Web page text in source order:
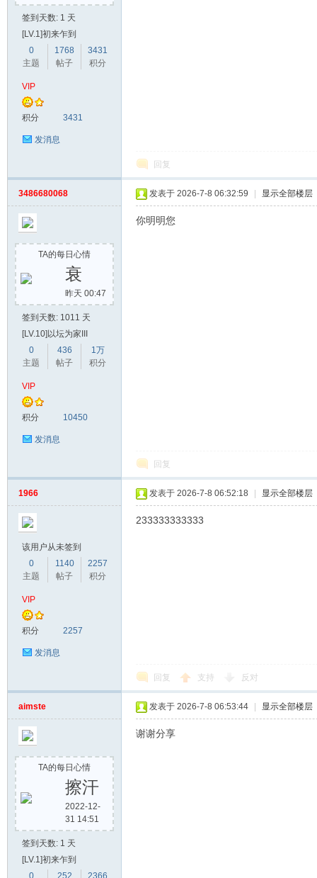
签到天数: 1 天
[LV.1]初来乍到
0
主题
1768
帖子
3431
积分
VIP
积分 3431
发消息
回复
3486680068
TA的每日心情
衰
昨天 00:47
签到天数: 1011 天
[LV.10]以坛为家III
0
主题
436
帖子
1万
积分
VIP
积分 10450
发消息
发表于 2026-7-8 06:32:59 显示全部楼层
你明明您
回复
1966
该用户从未签到
0
主题
1140
帖子
2257
积分
VIP
积分 2257
发消息
发表于 2026-7-8 06:52:18 显示全部楼层
233333333333
回复 支持 反对
aimste
TA的每日心情
擦汗
2022-12-
31 14:51
签到天数: 1 天
[LV.1]初来乍到
0
252 2366
发表于 2026-7-8 06:53:44 显示全部楼层
谢谢分享